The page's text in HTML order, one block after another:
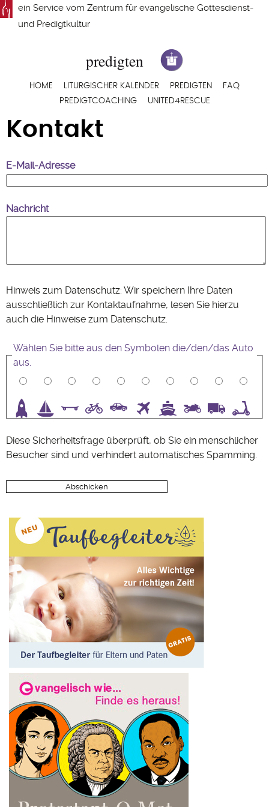
Direkt
zum
ein Service vom Zentrum für evangelische Gottesdienst-
und Predigtkultur
Hauptnavigation
HOME LITURGISCHER KALENDER PREDIGTEN
FAQ
PREDIGTCOACHING
UNITED4RESCUE
Kontakt
E-Mail-Adresse
Nachricht
Hinweis zum Datenschutz: Wir speichern Ihre Daten
ausschließlich zur Kontaktaufnahme, lesen Sie hierzu
auch die Hinweise zum Datenschutz.
Wählen Sie bitte aus den Symbolen die/den/das Auto
aus.
Diese Sicherheitsfrage überprüft, ob Sie ein menschlicher
Besucher sind und verhindert automatisches Spamming.